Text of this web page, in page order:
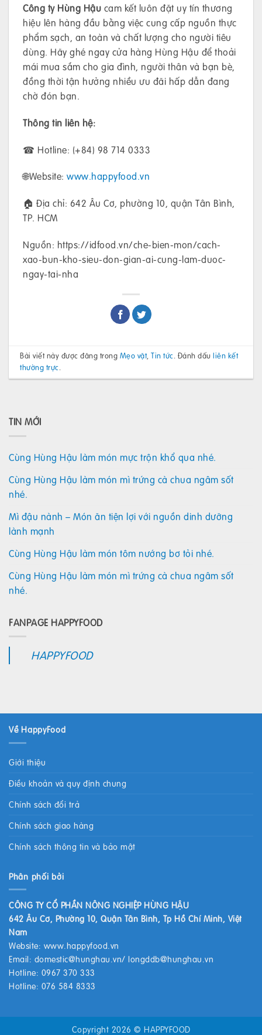
Công ty Hùng Hậu cam kết luôn đặt uy tín thương
hiệu lên hàng đầu bằng việc cung cấp nguồn thực
phẩm sạch, an toàn và chất lượng cho người tiêu
dùng. Hãy ghé ngay cửa hàng Hùng Hậu để thoải
mái mua sắm cho gia đình, người thân và bạn bè,
đồng thời tận hưởng nhiều ưu đãi hấp dẫn đang
chờ đón bạn.
Thông tin liên hệ:
☎ Hotline: (+84) 98 714 0333
🌐Website: www.happyfood.vn
🏠 Địa chỉ: 642 Âu Cơ, phường 10, quận Tân Bình,
TP. HCM
Nguồn: https://idfood.vn/che-bien-mon/cach-
xao-bun-kho-sieu-don-gian-ai-cung-lam-duoc-
ngay-tai-nha
Bài viết này được đăng trong Mẹo vặt,Tin tức. Đánh dấuliên kết
thường trực.
TIN MỚI
Cùng Hùng Hậu làm món mực trộn khổ qua nhé.
Cùng Hùng Hậu làm món mì trứng cà chua ngâm sốt
nhé.
Mì đậu nành – Món ăn tiện lợi với nguồn dinh dưỡng
lành mạnh
Cùng Hùng Hậu làm món tôm nướng bơ tỏi nhé.
Cùng Hùng Hậu làm món mì trứng cà chua ngâm sốt
nhé.
FANPAGE HAPPYFOOD
HAPPYFOOD
Về HappyFood
Giới thiệu
Điều khoản và quy định chung
Chính sách đổi trả
Chính sách giao hàng
Chính sách thông tin và bảo mật
Phân phối bởi
CÔNG TY CỔ PHẦN NÔNG NGHIỆP HÙNG HẬU
642 Âu Cơ, Phường 10, Quận Tân Bình, Tp Hồ Chí Minh, Việt
Nam
Website: www.happyfood.vn
Email: domestic@hunghau.vn/ longddb@hunghau.vn
Hotline: 0967 370 333
Hotline: 076 584 8333
Copyright 2026 © HAPPYFOOD